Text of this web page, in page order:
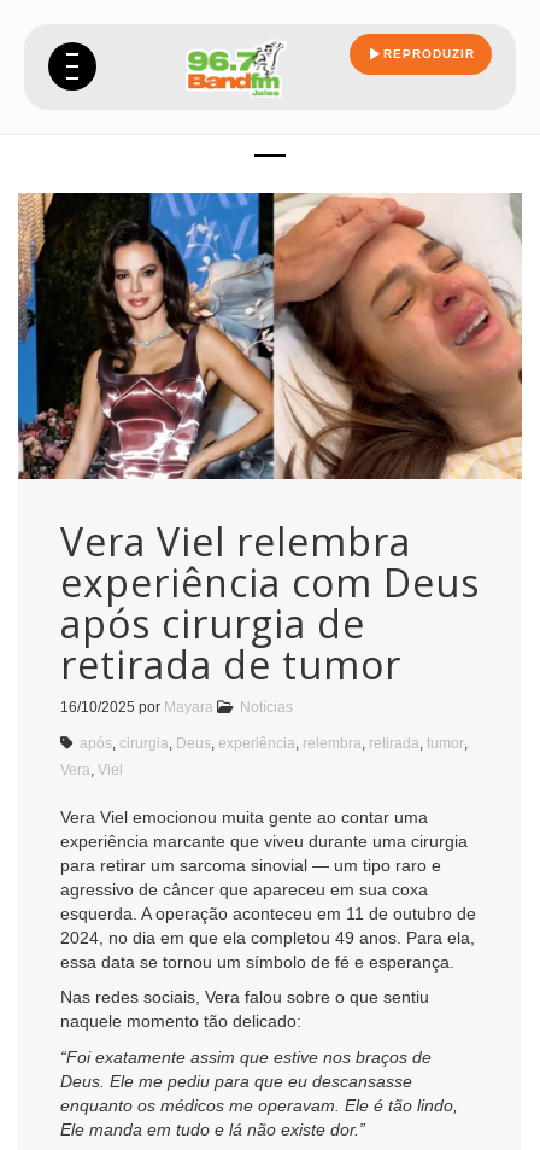
REPRODUZIR
Vera Viel relembra
experiência com Deus
após cirurgia de
retirada de tumor
16/10/2025 por Mayara Notícias
após cirurgia Deus experiência relembra retirada tumor
Vera Viel
Vera Viel emocionou muita gente ao contar uma
experiência marcante que viveu durante uma cirurgia
para retirar um sarcoma sinovial — um tipo raro e
agressivo de câncer que apareceu em sua coxa
esquerda. A operação aconteceu em 11 de outubro de
2024, no dia em que ela completou 49 anos. Para ela,
essa data se tornou um símbolo de fé e esperança.
Nas redes sociais, Vera falou sobre o que sentiu
naquele momento tão delicado:
“Foi exatamente assim que estive nos braços de
Deus. Ele me pediu para que eu descansasse
enquanto os médicos me operavam. Ele é tão lindo,
Ele manda em tudo e lá não existe dor.”